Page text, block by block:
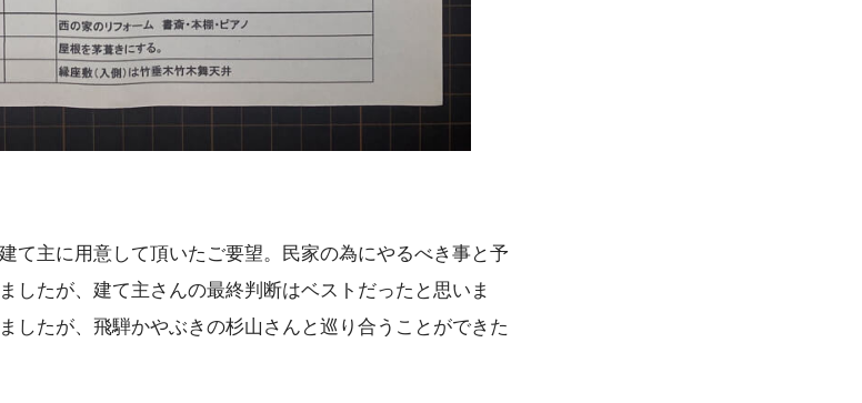
て主に用意して頂いたご要望。民家の為にやるべき事と予
したが、建て主さんの最終判断はベストだったと思いま
したが、飛騨かやぶきの杉山さんと巡り合うことができた